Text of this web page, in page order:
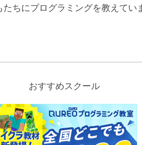
たちにプログラミングを教えて
おすすめスクール